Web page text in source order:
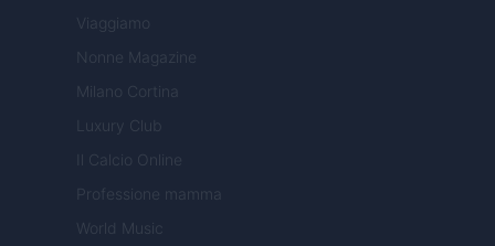
Viaggiamo
Nonne Magazine
Milano Cortina
Luxury Club
Il Calcio Online
Professione mamma
World Music